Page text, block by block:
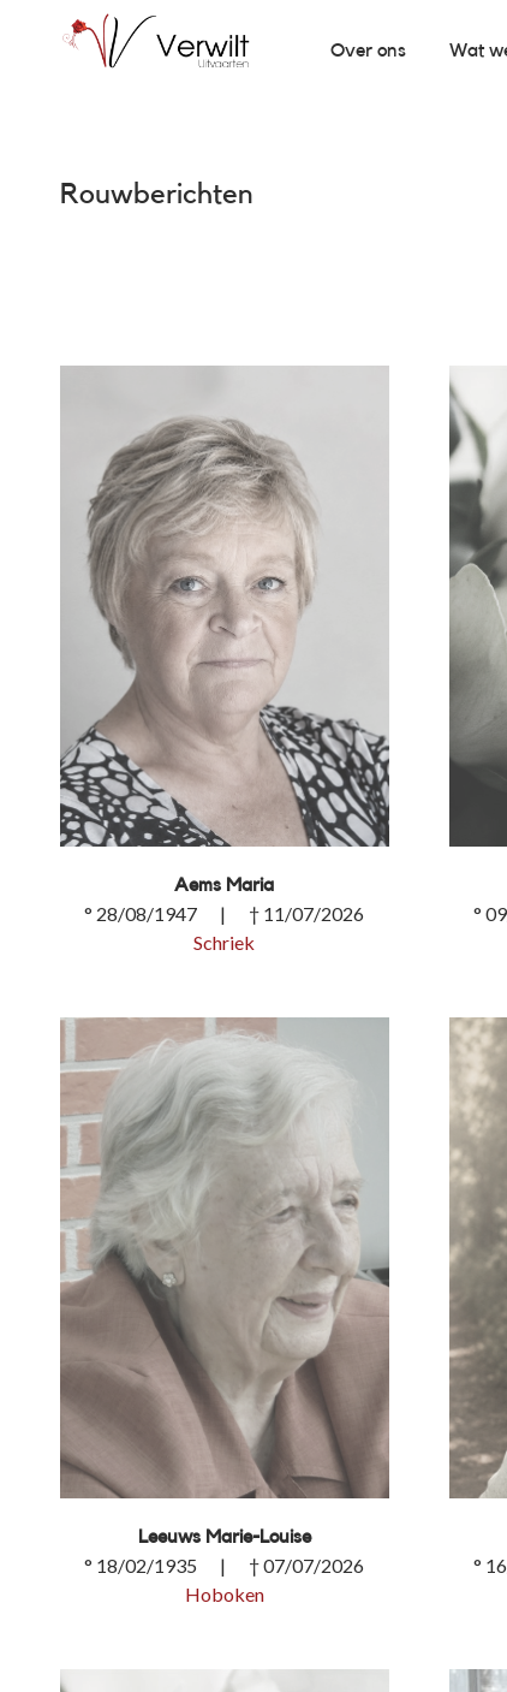
Over ons Wat
Rouwberichten
Aems Maria
Aems Maria
° 28/08/1947 | † 11/07/2026
Schriek
°
Leeuws Marie-Louise
Leeuws Marie-Louise
° 18/02/1935 | † 07/07/2026
Hoboken
°